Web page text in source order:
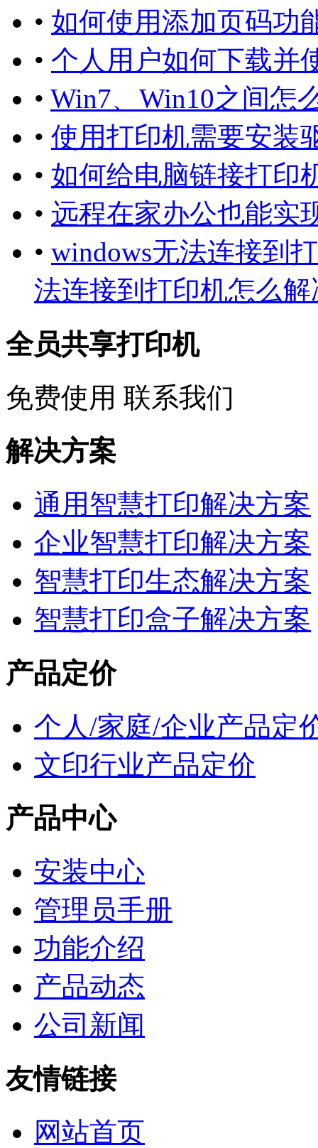
• 如何使用添加页码功
• 个人用户如何下载并
• Win7、Win10之间怎
• 使用打印机需要安装
• 如何给电脑链接打印
• 远程在家办公也能实
• windows无法连接到
法连接到打印机怎么解
全员共享打印机
免费使用 联系我们
解决方案
通用智慧打印解决方案
企业智慧打印解决方案
智慧打印生态解决方案
智慧打印盒子解决方案
产品定价
个人/家庭/企业产品定
文印行业产品定价
产品中心
安装中心
管理员手册
功能介绍
产品动态
公司新闻
友情链接
网站首页